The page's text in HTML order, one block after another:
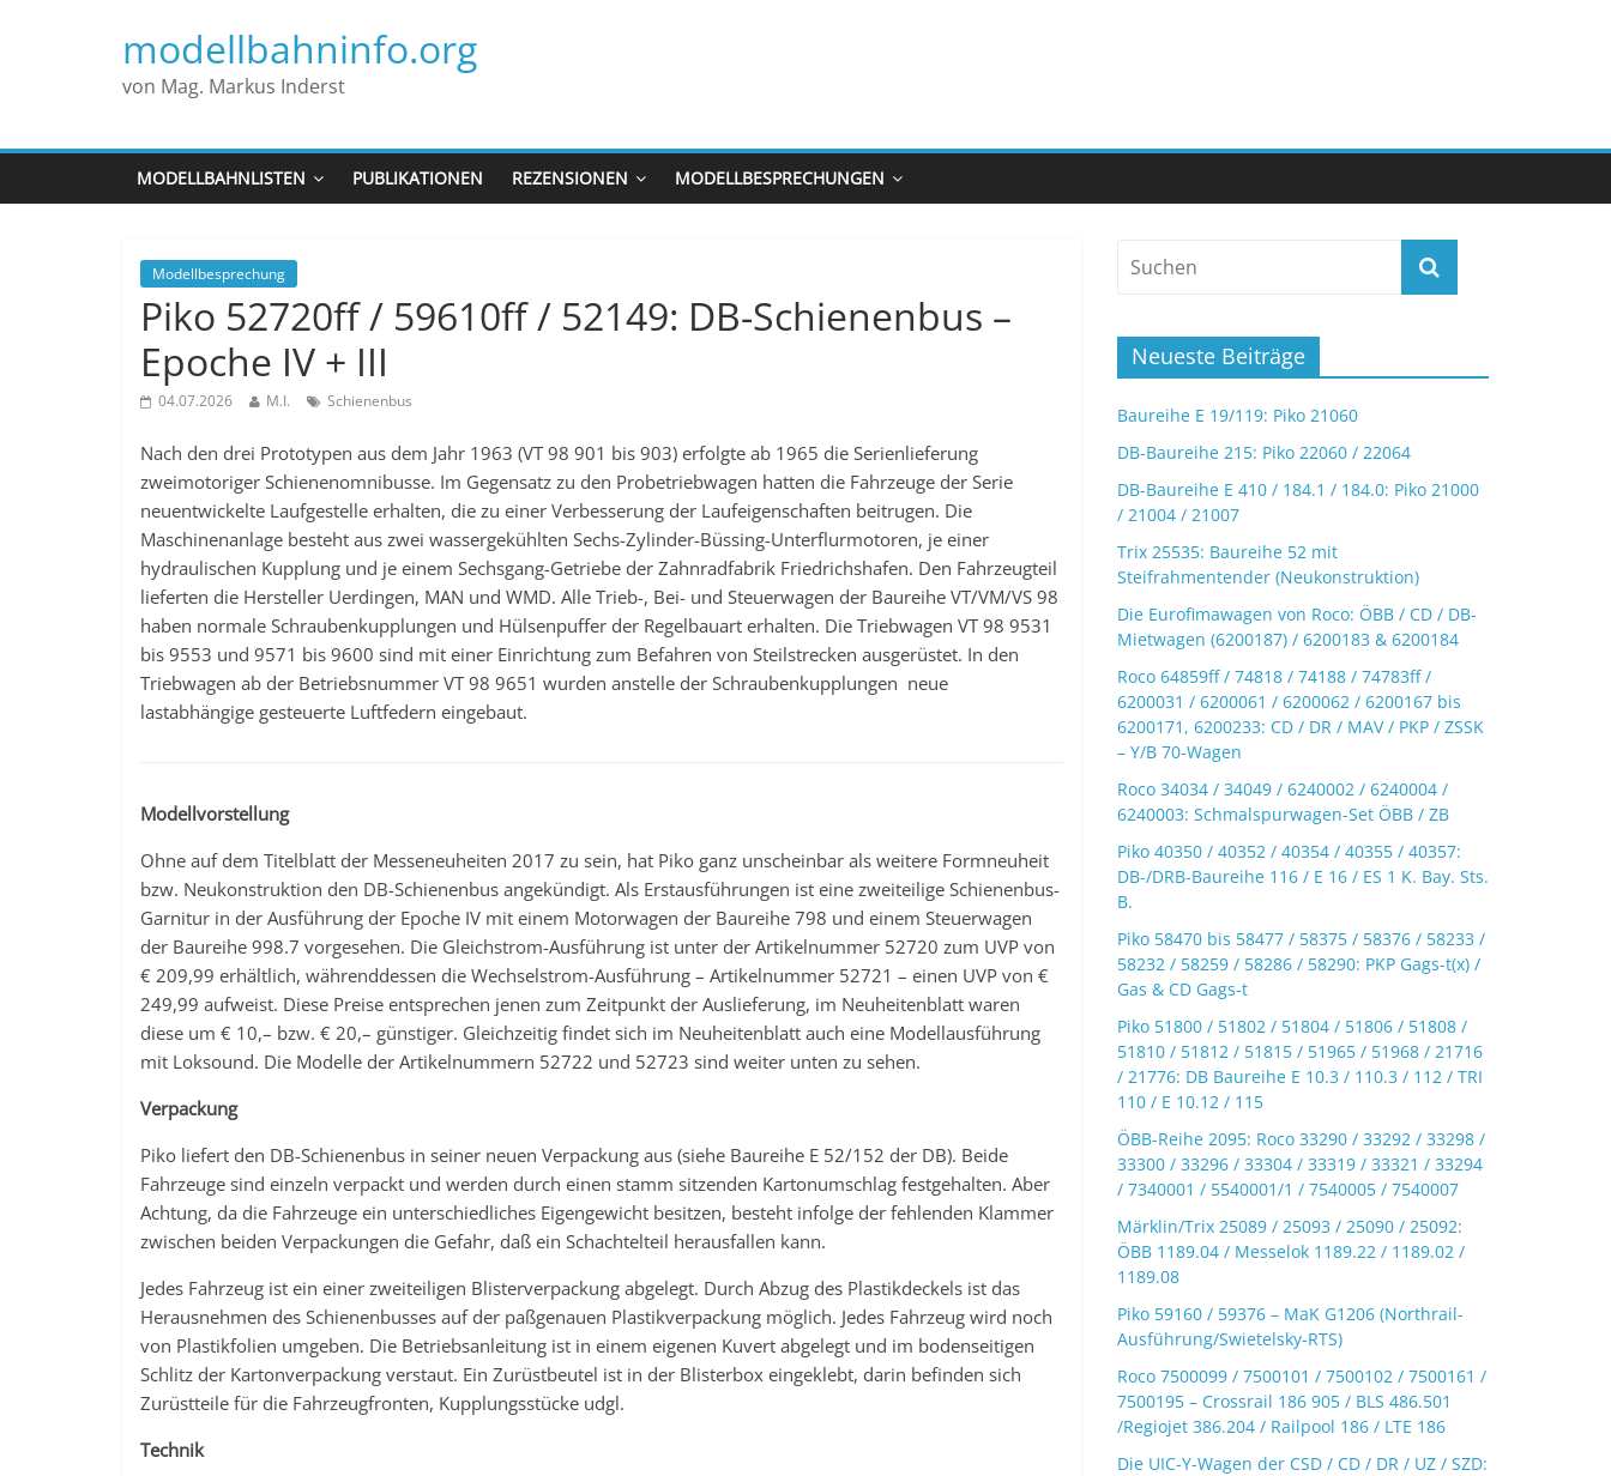
modellbahninfo.org
von Mag. Markus Inderst
MODELLBAHNLISTEN PUBLIKATIONEN REZENSIONEN MODELLBESPRECHUNGEN
Modellbesprechung
Piko 52720ff / 59610ff / 52149: DB-Schienenbus –
Epoche IV + III
04.07.2026 M.I. Schienenbus
Nach den drei Prototypen aus dem Jahr 1963 (VT 98 901 bis 903) erfolgte ab 1965 die Serienlieferung
zweimotoriger Schienenomnibusse. Im Gegensatz zu den Probetriebwagen hatten die Fahrzeuge der Serie
neuentwickelte Laufgestelle erhalten, die zu einer Verbesserung der Laufeigenschaften beitrugen. Die
Maschinenanlage besteht aus zwei wassergekühlten Sechs-Zylinder-Büssing-Unterflurmotoren, je einer
hydraulischen Kupplung und je einem Sechsgang-Getriebe der Zahnradfabrik Friedrichshafen. Den Fahrzeugteil
lieferten die Hersteller Uerdingen, MAN und WMD. Alle Trieb-, Bei- und Steuerwagen der Baureihe VT/VM/VS 98
haben normale Schraubenkupplungen und Hülsenpuffer der Regelbauart erhalten. Die Triebwagen VT 98 9531
bis 9553 und 9571 bis 9600 sind mit einer Einrichtung zum Befahren von Steilstrecken ausgerüstet. In den
Triebwagen ab der Betriebsnummer VT 98 9651 wurden anstelle der Schraubenkupplungen neue
lastabhängige gesteuerte Luftfedern eingebaut.
Modellvorstellung
Ohne auf dem Titelblatt der Messeneuheiten 2017 zu sein, hat Piko ganz unscheinbar als weitere Formneuheit
bzw. Neukonstruktion den DB-Schienenbus angekündigt. Als Erstausführungen ist eine zweiteilige Schienenbus-
Garnitur in der Ausführung der Epoche IV mit einem Motorwagen der Baureihe 798 und einem Steuerwagen
der Baureihe 998.7 vorgesehen. Die Gleichstrom-Ausführung ist unter der Artikelnummer 52720 zum UVP von
€ 209,99 erhältlich, währenddessen die Wechselstrom-Ausführung – Artikelnummer 52721 – einen UVP von €
249,99 aufweist. Diese Preise entsprechen jenen zum Zeitpunkt der Auslieferung, im Neuheitenblatt waren
diese um € 10,– bzw. € 20,– günstiger. Gleichzeitig findet sich im Neuheitenblatt auch eine Modellausführung
mit Loksound. Die Modelle der Artikelnummern 52722 und 52723 sind weiter unten zu sehen.
Verpackung
Piko liefert den DB-Schienenbus in seiner neuen Verpackung aus (siehe Baureihe E 52/152 der DB). Beide
Fahrzeuge sind einzeln verpackt und werden durch einen stamm sitzenden Kartonumschlag festgehalten. Aber
Achtung, da die Fahrzeuge ein unterschiedliches Eigengewicht besitzen, besteht infolge der fehlenden Klammer
zwischen beiden Verpackungen die Gefahr, daß ein Schachtelteil herausfallen kann.
Jedes Fahrzeug ist ein einer zweiteiligen Blisterverpackung abgelegt. Durch Abzug des Plastikdeckels ist das
Herausnehmen des Schienenbusses auf der paßgenauen Plastikverpackung möglich. Jedes Fahrzeug wird noch
von Plastikfolien umgeben. Die Betriebsanleitung ist in einem eigenen Kuvert abgelegt und im bodenseitigen
Schlitz der Kartonverpackung verstaut. Ein Zurüstbeutel ist in der Blisterbox eingeklebt, darin befinden sich
Zurüstteile für die Fahrzeugfronten, Kupplungsstücke udgl.
Technik
Neueste Beiträge
Baureihe E 19/119: Piko 21060
DB-Baureihe 215: Piko 22060 / 22064
DB-Baureihe E 410 / 184.1 / 184.0: Piko 21000
/ 21004 / 21007
Trix 25535: Baureihe 52 mit
Steifrahmentender (Neukonstruktion)
Die Eurofimawagen von Roco: ÖBB / CD / DB-
Mietwagen (6200187) / 6200183 & 6200184
Roco 64859ff / 74818 / 74188 / 74783ff /
6200031 / 6200061 / 6200062 / 6200167 bis
6200171, 6200233: CD / DR / MAV / PKP / ZSSK
– Y/B 70-Wagen
Roco 34034 / 34049 / 6240002 / 6240004 /
6240003: Schmalspurwagen-Set ÖBB / ZB
Piko 40350 / 40352 / 40354 / 40355 / 40357:
DB-/DRB-Baureihe 116 / E 16 / ES 1 K. Bay. Sts.
B.
Piko 58470 bis 58477 / 58375 / 58376 / 58233 /
58232 / 58259 / 58286 / 58290: PKP Gags-t(x) /
Gas & CD Gags-t
Piko 51800 / 51802 / 51804 / 51806 / 51808 /
51810 / 51812 / 51815 / 51965 / 51968 / 21716
/ 21776: DB Baureihe E 10.3 / 110.3 / 112 / TRI
110 / E 10.12 / 115
ÖBB-Reihe 2095: Roco 33290 / 33292 / 33298 /
33300 / 33296 / 33304 / 33319 / 33321 / 33294
/ 7340001 / 5540001/1 / 7540005 / 7540007
Märklin/Trix 25089 / 25093 / 25090 / 25092:
ÖBB 1189.04 / Messelok 1189.22 / 1189.02 /
1189.08
Piko 59160 / 59376 – MaK G1206 (Northrail-
Ausführung/Swietelsky-RTS)
Roco 7500099 / 7500101 / 7500102 / 7500161 /
7500195 – Crossrail 186 905 / BLS 486.501
/Regiojet 386.204 / Railpool 186 / LTE 186
Die UIC-Y-Wagen der CSD / CD / DR / UZ / SZD: